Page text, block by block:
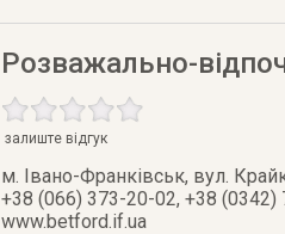
Розважально-
залиште відгук
м. Івано-Франківськ, вул.
+38 (066) 373-20-02, +38 (0342)
www.betford.if.ua